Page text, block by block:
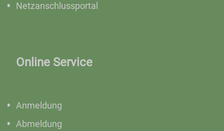
Netzanschlussportal
Online Service
Anmeldung
Abmeldung